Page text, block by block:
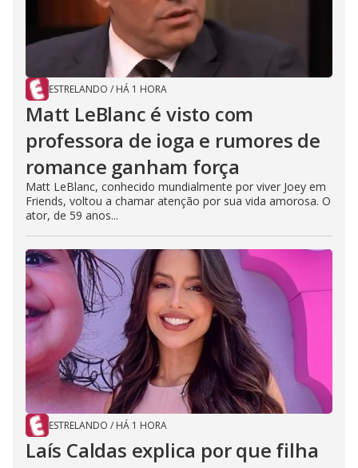
ESTRELANDO / HÁ 1 HORA
Matt LeBlanc é visto com
professora de ioga e rumores de
romance ganham força
Matt LeBlanc, conhecido mundialmente por viver Joey em
Friends, voltou a chamar atenção por sua vida amorosa. O
ator, de 59 anos...
ESTRELANDO / HÁ 1 HORA
Laís Caldas explica por que filha